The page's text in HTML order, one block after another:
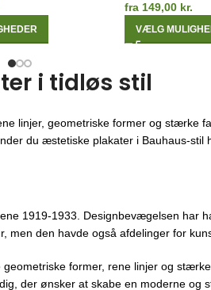
fra149,00 kr.
VÆLG
i tidløs stil
linjer, geometriske former og stærke
du æstetiske plakater i Bauhaus-stil
1919-1933. Designbevægelsen har
men den havde også afdelinger for
former, rene linjer og
der ønsker at skabe en moderne og